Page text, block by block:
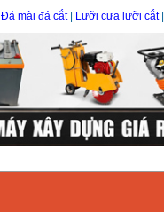
Đá mài đá cắt| Lưỡi cưa lưỡi cắt